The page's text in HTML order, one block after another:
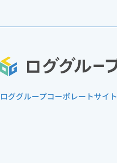
ロググループコーポレートサイト